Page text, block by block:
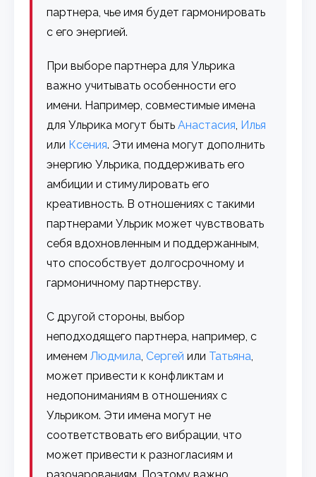
партнера, чье имя будет гармонировать
с его энергией.
При выборе партнера для Ульрика
важно учитывать особенности его
имени. Например, совместимые имена
для Ульрика могут бытьАнастасия, Илья
или Ксения. Эти имена могут дополнить
энергию Ульрика, поддерживать его
амбиции и стимулировать его
креативность. В отношениях с такими
партнерами Ульрик может чувствовать
себя вдохновленным и поддержанным,
что способствует долгосрочному и
гармоничному партнерству.
С другой стороны, выбор
неподходящего партнера, например, с
именемЛюдмила, Сергей или Татьяна,
может привести к конфликтам и
недопониманиям в отношениях с
Ульриком. Эти имена могут не
соответствовать его вибрации, что
может привести к разногласиям и